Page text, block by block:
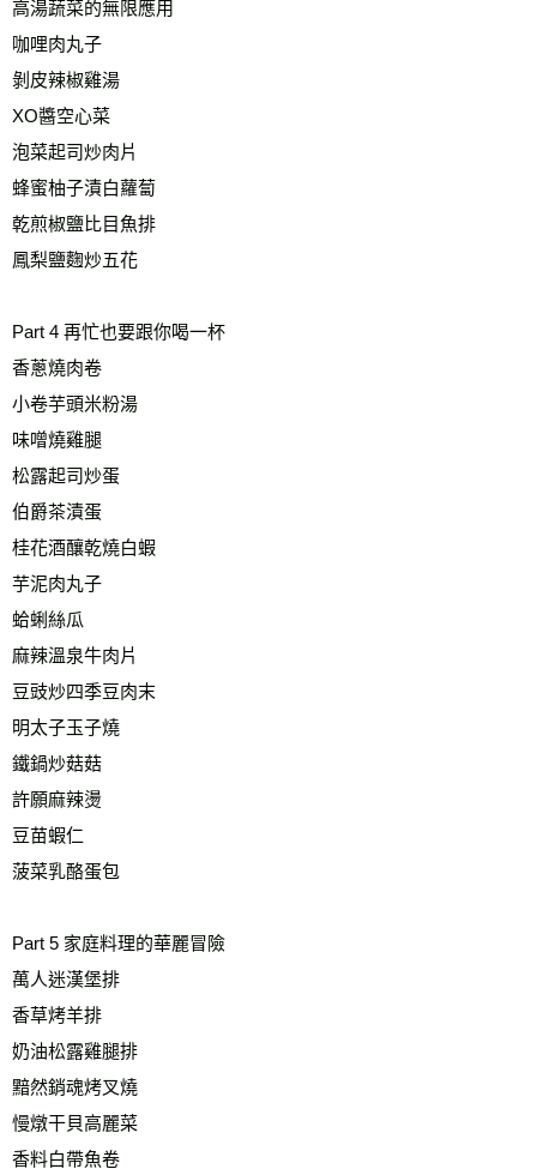
高湯蔬菜的無限應用
咖哩肉丸子
剝皮辣椒雞湯
XO醬空心菜
泡菜起司炒肉片
蜂蜜柚子漬白蘿蔔
乾煎椒鹽比目魚排
鳳梨鹽麴炒五花
Part 4 再忙也要跟你喝一杯
香蔥燒肉卷
小卷芋頭米粉湯
味噌燒雞腿
松露起司炒蛋
伯爵茶漬蛋
桂花酒釀乾燒白蝦
芋泥肉丸子
蛤蜊絲瓜
麻辣溫泉牛肉片
豆豉炒四季豆肉末
明太子玉子燒
鐵鍋炒菇菇
許願麻辣燙
豆苗蝦仁
菠菜乳酪蛋包
Part 5 家庭料理的華麗冒險
萬人迷漢堡排
香草烤羊排
奶油松露雞腿排
黯然銷魂烤叉燒
慢燉干貝高麗菜
香料白帶魚卷